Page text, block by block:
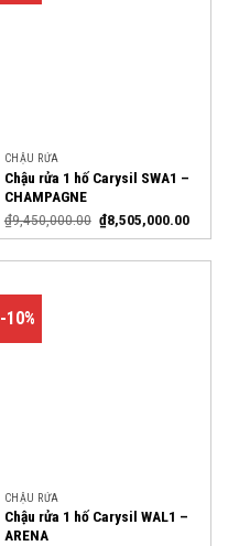
CHẬU RỬA
Chậu rửa 1 hố Carysil SWA1 –
CHAMPAGNE
₫9,450,000.00 ₫8,505,000.00
-10%
CHẬU RỬA
Chậu rửa 1 hố Carysil WAL1 –
ARENA